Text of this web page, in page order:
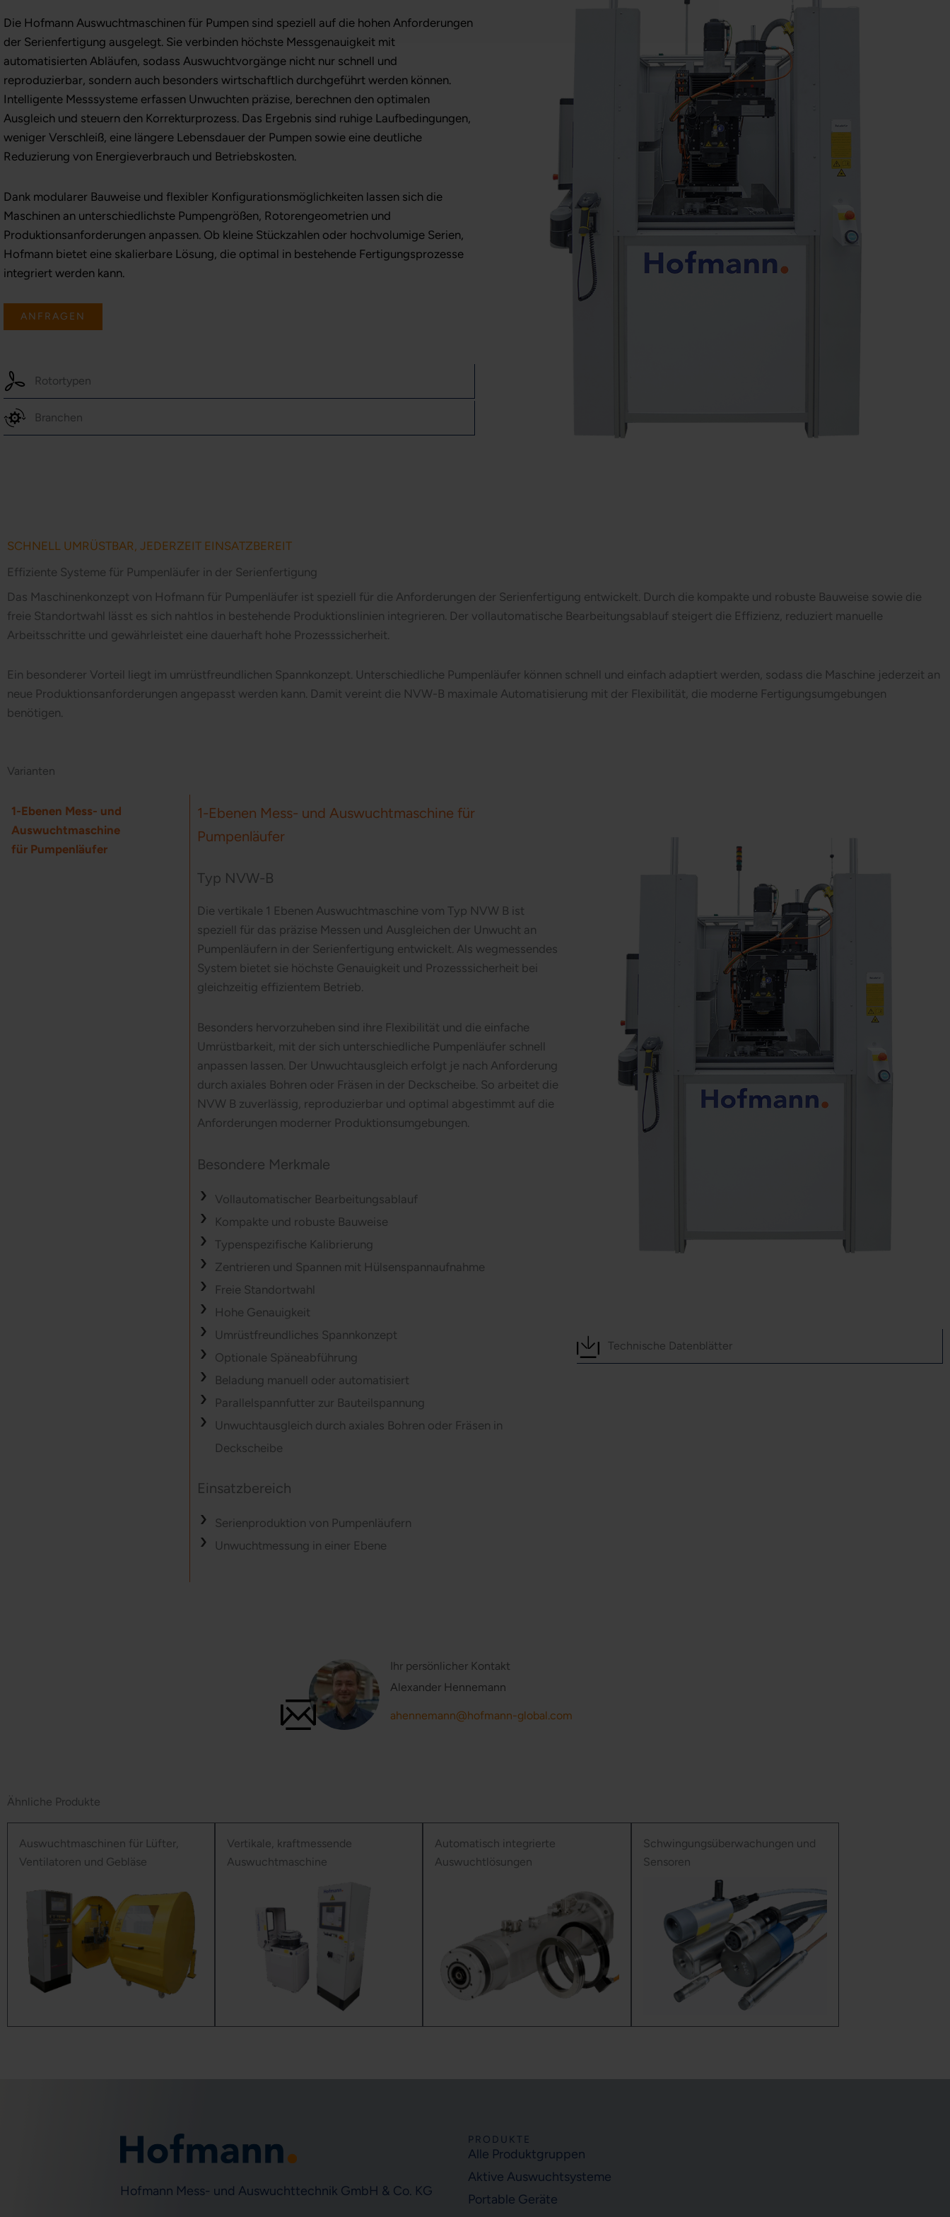
Die Hofmann Auswuchtmaschinen für Pumpen sind speziell auf die hohen Anforderungen
der Serienfertigung ausgelegt. Sie verbinden höchste Messgenauigkeit mit
automatisierten Abläufen, sodass Auswuchtvorgänge nicht nur schnell und
reproduzierbar, sondern auch besonders wirtschaftlich durchgeführt werden können.
Intelligente Messsysteme erfassen Unwuchten präzise, berechnen den optimalen
Ausgleich und steuern den Korrekturprozess. Das Ergebnis sind ruhige Laufbedingungen,
weniger Verschleiß, eine längere Lebensdauer der Pumpen sowie eine deutliche
Reduzierung von Energieverbrauch und Betriebskosten.
Dank modularer Bauweise und flexibler Konfigurationsmöglichkeiten lassen sich die
Maschinen an unterschiedlichste Pumpengrößen, Rotorengeometrien und
Produktionsanforderungen anpassen. Ob kleine Stückzahlen oder hochvolumige Serien,
Hofmann bietet eine skalierbare Lösung, die optimal in bestehende Fertigungsprozesse
integriert werden kann.
ANFRAGEN
Rotortypen
Branchen
SCHNELL UMRÜSTBAR, JEDERZEIT EINSATZBEREIT
Effiziente Systeme für Pumpenläufer in der Serienfertigung
Das Maschinenkonzept von Hofmann für Pumpenläufer ist speziell für die Anforderungen der Serienfertigung entwickelt. Durch die kompakte und robuste Bauweise sowie die
freie Standortwahl lässt es sich nahtlos in bestehende Produktionslinien integrieren. Der vollautomatische Bearbeitungsablauf steigert die Effizienz, reduziert manuelle
Arbeitsschritte und gewährleistet eine dauerhaft hohe Prozesssicherheit.
Ein besonderer Vorteil liegt im umrüstfreundlichen Spannkonzept. Unterschiedliche Pumpenläufer können schnell und einfach adaptiert werden, sodass die Maschine jederzeit an
neue Produktionsanforderungen angepasst werden kann. Damit vereint die NVW-B maximale Automatisierung mit der Flexibilität, die moderne Fertigungsumgebungen
benötigen.
Varianten
1-Ebenen Mess- und
Auswuchtmaschine
für Pumpenläufer
1-Ebenen Mess- und Auswuchtmaschine für
Pumpenläufer
Typ NVW-B
Die vertikale 1 Ebenen Auswuchtmaschine vom Typ NVW B ist
speziell für das präzise Messen und Ausgleichen der Unwucht an
Pumpenläufern in der Serienfertigung entwickelt. Als wegmessendes
System bietet sie höchste Genauigkeit und Prozesssicherheit bei
gleichzeitig effizientem Betrieb.
Besonders hervorzuheben sind ihre Flexibilität und die einfache
Umrüstbarkeit, mit der sich unterschiedliche Pumpenläufer schnell
anpassen lassen. Der Unwuchtausgleich erfolgt je nach Anforderung
durch axiales Bohren oder Fräsen in der Deckscheibe. So arbeitet die
NVW B zuverlässig, reproduzierbar und optimal abgestimmt auf die
Anforderungen moderner Produktionsumgebungen.
Besondere Merkmale
Vollautomatischer Bearbeitungsablauf
Kompakte und robuste Bauweise
Typenspezifische Kalibrierung
Zentrieren und Spannen mit Hülsenspannaufnahme
Freie Standortwahl
Hohe Genauigkeit
Umrüstfreundliches Spannkonzept
Optionale Späneabführung
Beladung manuell oder automatisiert
Parallelspannfutter zur Bauteilspannung
Unwuchtausgleich durch axiales Bohren oder Fräsen in
Deckscheibe
Einsatzbereich
Serienproduktion von Pumpenläufern
Unwuchtmessung in einer Ebene
Technische Datenblätter
Ihr persönlicher Kontakt
Alexander Hennemann
ahennemann@hofmann-global.com
Ähnliche Produkte
Auswuchtmaschinen für Lüfter,
Ventilatoren und Gebläse
Vertikale, kraftmessende
Auswuchtmaschine
Automatisch integrierte
Auswuchtlösungen
Schwingungsüberwachungen und
Sensoren
Hofmann Mess- und Auswuchttechnik GmbH & Co. KG
PRODUKTE
Alle Produktgruppen
Aktive Auswuchtsysteme
Portable Geräte